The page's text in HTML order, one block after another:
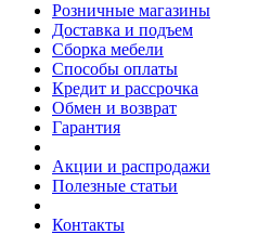
Розничные магазины
Доставка и подъем
Сборка мебели
Способы оплаты
Кредит и рассрочка
Обмен и возврат
Гарантия
Акции и распродажи
Полезные статьи
Контакты